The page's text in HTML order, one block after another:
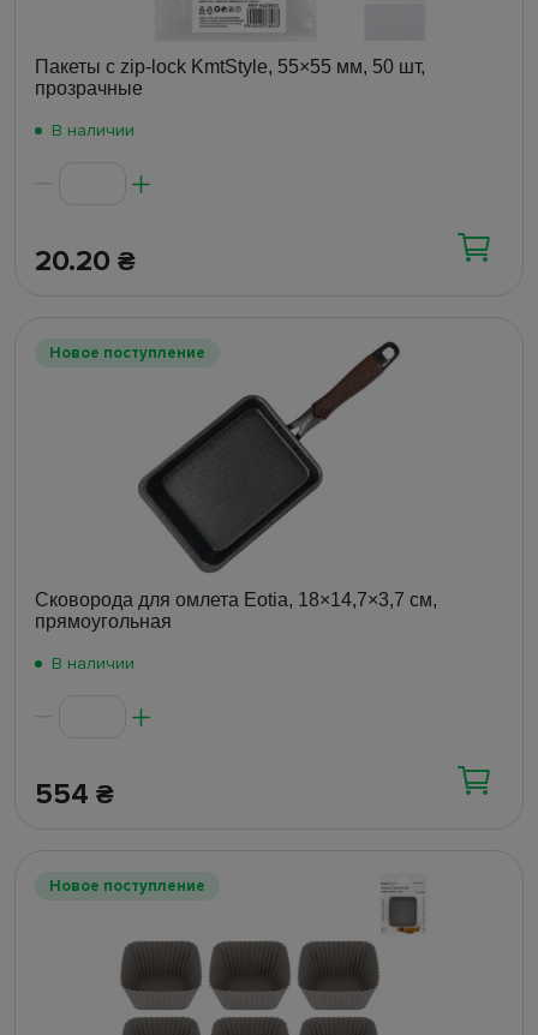
Пакеты с zip-lock KmtStyle, 55×55 мм, 50 шт,
прозрачные
В наличии
20.20 ₴
Новое поступление
Сковорода для омлета Eotia, 18×14,7×3,7 см,
прямоугольная
В наличии
554 ₴
Новое поступление